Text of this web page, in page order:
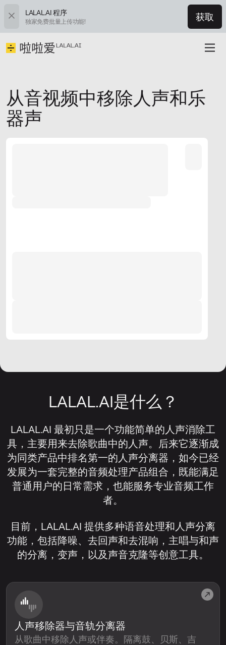
LALAL.AI 程序
独家免费批量上传功能! 获取
从音视频中移除人声和乐
器声
LALAL.AI是什么？
LALAL.AI 最初只是一个功能简单的人声消除工
具，主要用来去除歌曲中的人声。后来它逐渐成
为同类产品中排名第一的人声分离器，如今已经
发展为一套完整的音频处理产品组合，既能满足
普通用户的日常需求，也能服务专业音频工作
者。
目前，LALAL.AI 提供多种语音处理和人声分离
功能，包括降噪、去回声和去混响，主唱与和声
的分离，变声，以及声音克隆等创意工具。
人声移除器与音轨分离器
从歌曲中移除人声或伴奏。隔离鼓、贝斯、吉